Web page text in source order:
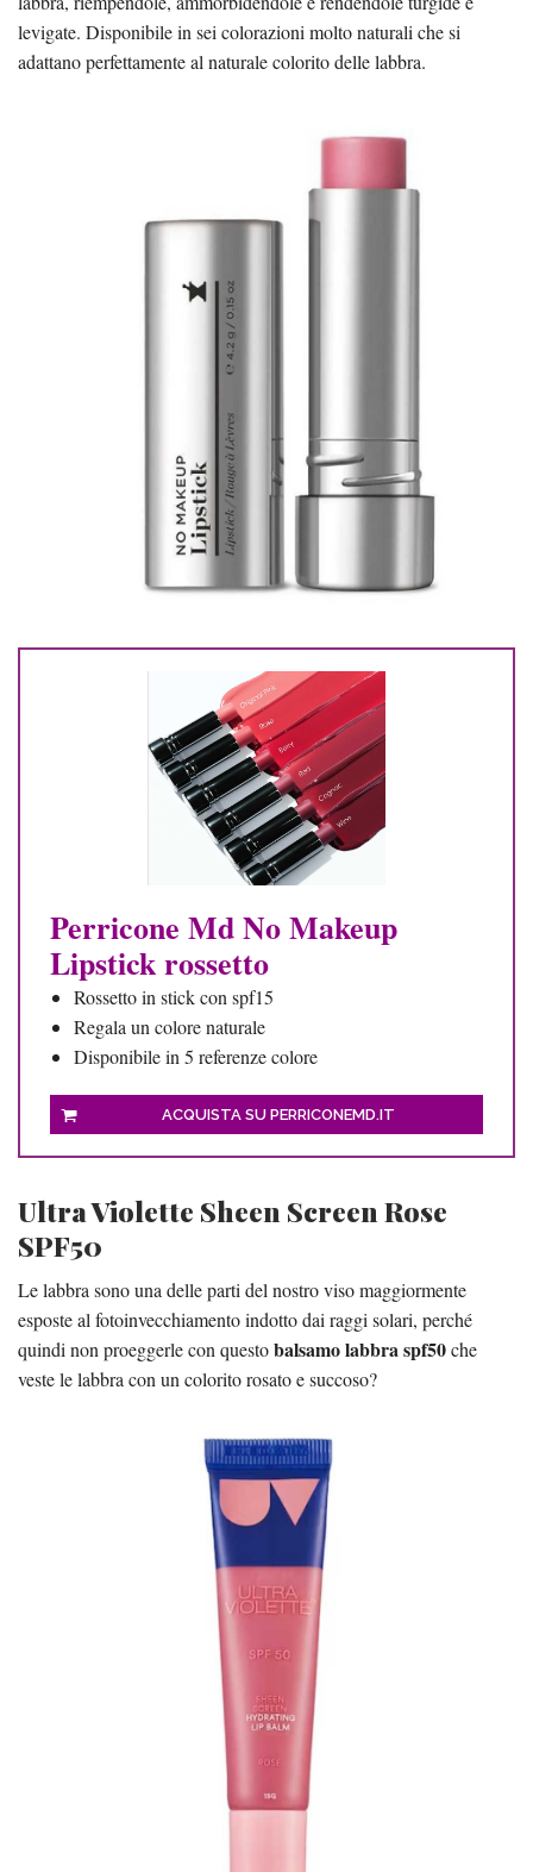
levigate. Disponibile in sei colorazioni molto naturali che si
adattano perfettamente al naturale colorito delle labbra.
Perricone Md No Makeup
Lipstick rossetto
Rossetto in stick con spf15
Regala un colore naturale
Disponibile in 5 referenze colore
ACQUISTA SU PERRICONEMD.IT
Ultra Violette Sheen Screen Rose
SPF50
Le labbra sono una delle parti del nostro viso maggiormente
esposte al fotoinvecchiamento indotto dai raggi solari, perché
quindi non proeggerle con questobalsamo labbra spf50che
veste le labbra con un colorito rosato e succoso?